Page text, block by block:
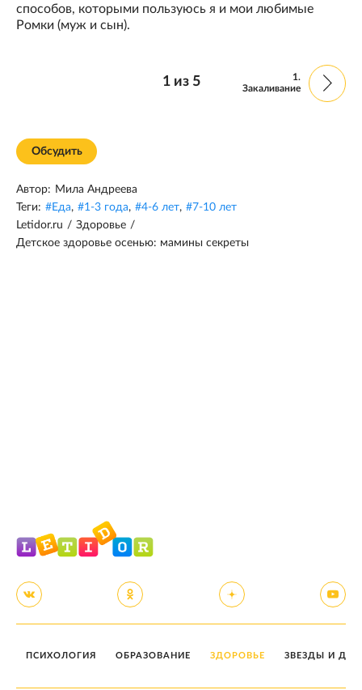
способов, которыми пользуюсь я и мои любимые
Ромки (муж и сын).
1из 5
1.
Закаливание
Обсудить
Автор: Мила Андреева
Теги: #Еда, #1-3 года, #4-6 лет, #7-10 лет
Letidor.ru / Здоровье /
Детское здоровье осенью: мамины секреты
ПСИХОЛОГИЯ ОБРАЗОВАНИЕ ЗДОРОВЬЕ ЗВЕЗДЫ И